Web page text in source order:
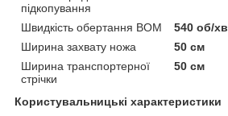
підкопування
Швидкість обертання ВОМ
540 об/хв
Ширина захвату ножа
50 см
Ширина транспортерної
стрічки
50 см
Користувальницькі характеристики